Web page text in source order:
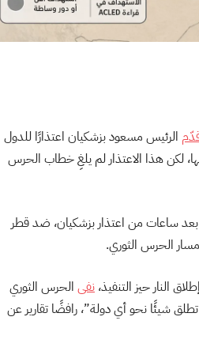
الرئيس مسعود بزشكيان اعتذارًا للدول
لكن هذا الاعتذار لم يلغِ خطاب الحرس
بعد ساعات من اعتذار بزشكيان، ضد قطر
الحرس الثوري.
النار حيز التنفيذ، نفى الحرس الثوري
شيئًا نحو أي دولة”، رافضًا تقارير عن